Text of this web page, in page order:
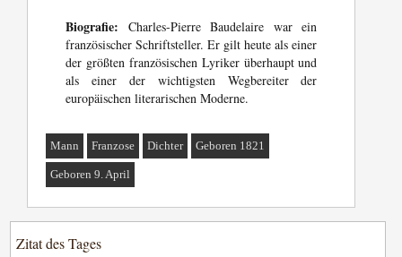
Biografie: Charles-Pierre Baudelaire war ein
französischer Schriftsteller. Er gilt heute als einer
der größten französischen Lyriker überhaupt und
als einer der wichtigsten Wegbereiter der
europäischen literarischen Moderne.
Mann Franzose Dichter Geboren 1821
Geboren 9. April
Zitat des Tages